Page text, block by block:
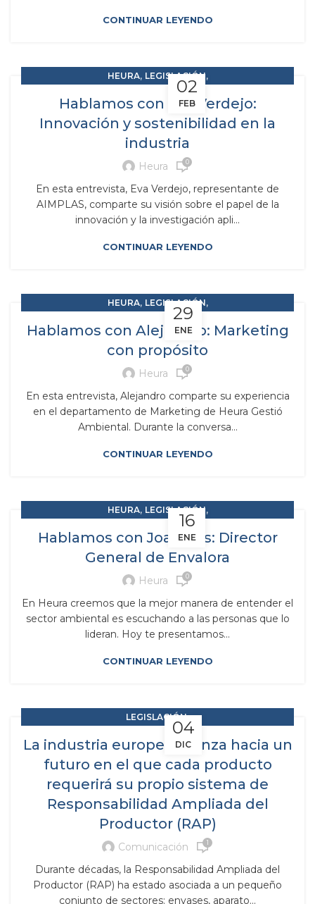
CONTINUAR LEYENDO
02
FEB
HEURA, LEGISLACIÓN,
RAP RESPONSABILIDAD AMPLIADA DEL PRODUCTOR
RESIDUOS Y SUBPRODUCTOS,
SOLUCIONES MEDIOAMBIENTALES
Hablamos con Eva Verdejo:
Innovación y sostenibilidad en la
industria
Heura 0
En esta entrevista, Eva Verdejo, representante de
AIMPLAS, comparte su visión sobre el papel de la
innovación y la investigación apli...
CONTINUAR LEYENDO
29
ENE
HEURA, LEGISLACIÓN,
RAP RESPONSABILIDAD AMPLIADA DEL PRODUCTOR
RESIDUOS Y SUBPRODUCTOS,
SOLUCIONES MEDIOAMBIENTALES
Hablamos con Alejandro: Marketing
con propósito
Heura 0
En esta entrevista, Alejandro comparte su experiencia
en el departamento de Marketing de Heura Gestió
Ambiental. Durante la conversa...
CONTINUAR LEYENDO
16
ENE
HEURA, LEGISLACIÓN,
RAP RESPONSABILIDAD AMPLIADA DEL PRODUCTOR
RESIDUOS Y SUBPRODUCTOS,
SOLUCIONES MEDIOAMBIENTALES
Hablamos con Joan Ros: Director
General de Envalora
Heura 0
En Heura creemos que la mejor manera de entender el
sector ambiental es escuchando a las personas que lo
lideran. Hoy te presentamos...
CONTINUAR LEYENDO
04
DIC
LEGISLACIÓN,
RAP RESPONSABILIDAD AMPLIADA DEL PRODUCTOR
RESIDUOS Y SUBPRODUCTOS
La industria europea avanza hacia un
futuro en el que cada producto
requerirá su propio sistema de
Responsabilidad Ampliada del
Productor (RAP)
Comunicación 1
Durante décadas, la Responsabilidad Ampliada del
Productor (RAP) ha estado asociada a un pequeño
conjunto de sectores: envases, aparato...